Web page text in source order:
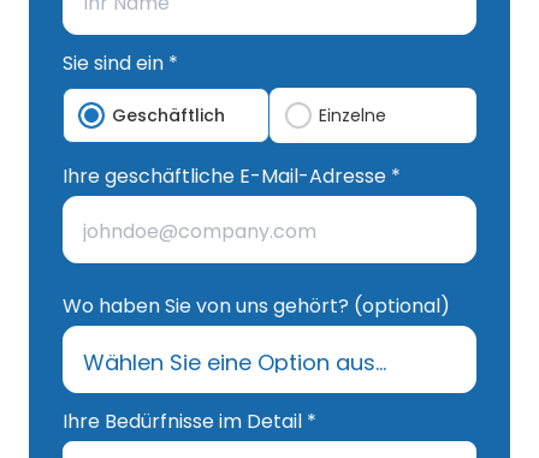
Sie sind ein *
Geschäftlich Einzelne
Ihre geschäftliche E-Mail-Adresse *
Wo haben Sie von uns gehört? (optional)
Ihre Bedürfnisse im Detail *